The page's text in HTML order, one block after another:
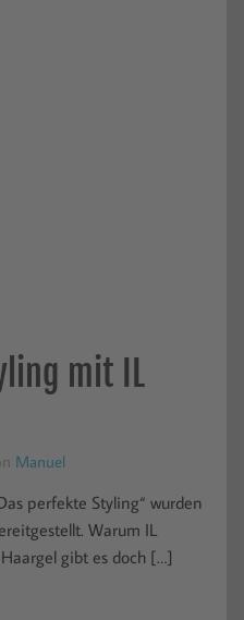
mit IL
Manuel
perfekte Styling“ wurden
Warum IL
gibt es doch […]